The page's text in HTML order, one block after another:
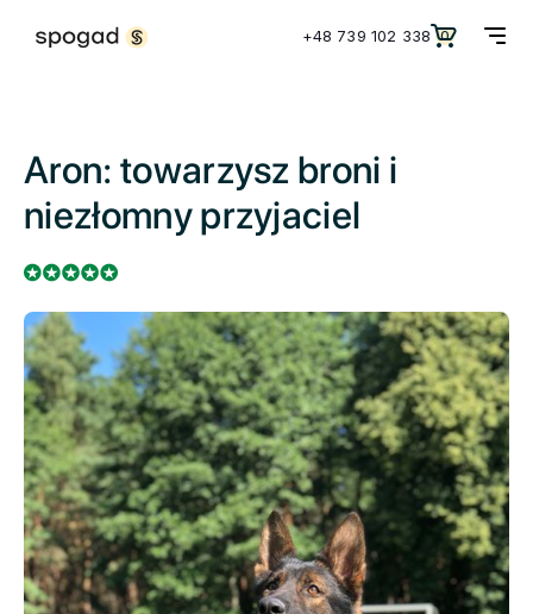
+48 739 102 338 0
Aron: towarzysz broni i
niezłomny przyjaciel